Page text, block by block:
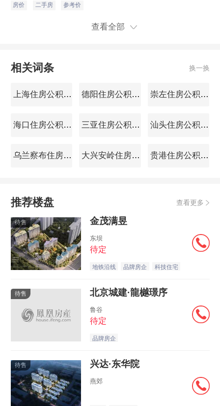
见，多地楼市的调控重点已
房价 二手房 参考价
查看全部
相关词条 换一换
上海住房公积金查询 德阳住房公积金查询 崇左住房公积金查询
海口住房公积金查询 三亚住房公积金查询 汕头住房公积金查询
乌兰察布住房公积金查询 大兴安岭住房公积金查询 贵港住房公积金查询
推荐楼盘 查看更多
待售 金茂满昱
东坝
待定
地铁沿线 品牌房企 科技住宅
待售 北京城建·龍樾璟序
鲁谷
待定
品牌房企
待售 兴达·东华院
燕郊